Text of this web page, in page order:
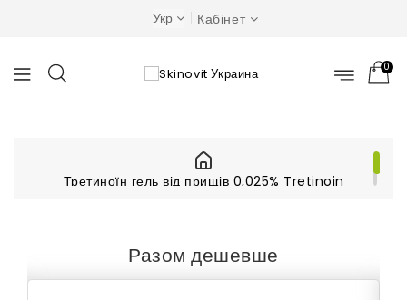
Укр Кабінет
0
Третиноїн гель від прищів 0,025% Tretinoin
Разом дешевше